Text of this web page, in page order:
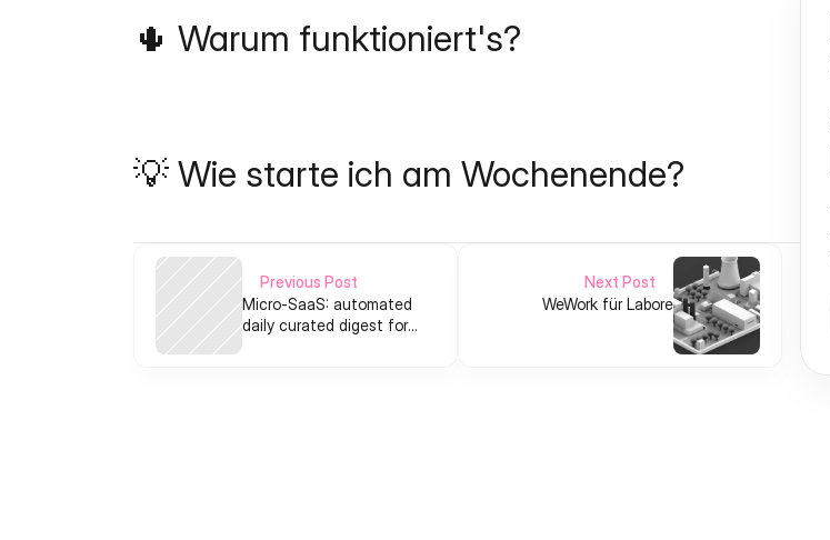
🌵 Warum funktioniert's?
💡 Wie starte ich am Wochenende?
Previous Post
Micro‑SaaS: automated
daily curated digest for
Next Post
WeWork für Labore